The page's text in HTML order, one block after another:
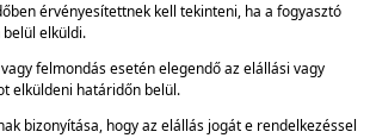
érvényesítettnek kell tekinteni, ha a fogyasztó
elküldi.
felmondás esetén elegendő az elállási vagy
elküldeni határidőn belül.
bizonyítása, hogy az elállás jogát e rendelkezéssel